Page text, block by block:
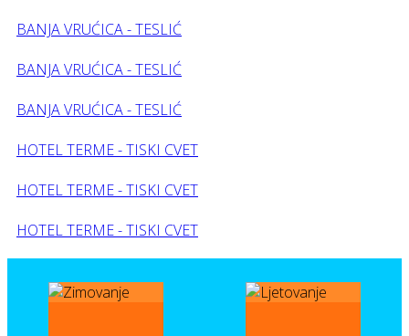
BANJA VRUĆICA - TESLIĆ
BANJA VRUĆICA - TESLIĆ
BANJA VRUĆICA - TESLIĆ
HOTEL TERME - TISKI CVET
HOTEL TERME - TISKI CVET
HOTEL TERME - TISKI CVET